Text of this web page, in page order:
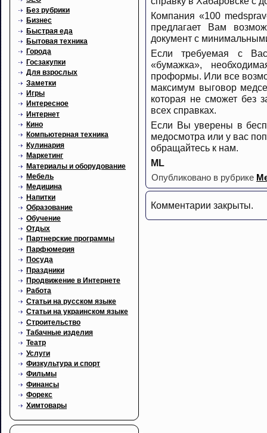
Без рубрики
Бизнес
Быстрая еда
Бытовая техника
Города
Госзакупки
Для взрослых
Заметки
Игры
Интересное
Интернет
Кино
Компьютерная техника
Кулинария
Маркетинг
Материалы и оборудование
Мебель
Медицина
Напитки
Образование
Обучение
Отдых
Партнерские программы
Парфюмерия
Посуда
Праздники
Продвижение в Интернете
Работа
Статьи на русском языке
Статьи на украинском языке
Строительство
Табачные изделия
Театр
Услуги
Физкультура и спорт
Фильмы
Финансы
Форекс
Химтовары
Компания «100
предлагает Вам
документ с
Если требуемая с
«бумажка»,
проформы. Или все
максимум выговор
которая не сможет без
всех справках.
Если Вы уверены в
медосмотра или у вас
обращайтесь к нам.
ML
Опубликовано в рубрике
Комментарии закрыты.